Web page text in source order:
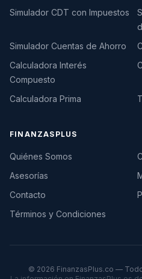
Simulador CDT con Impuestos
Simulador Cuentas de Ahorro
Calculadora Interés
Compuesto
Calculadora Prima
FINANZASPLUS
Quiénes Somos
Asesorías
Contacto
Términos y Condiciones
© 2026 FinanzasPlus.co —